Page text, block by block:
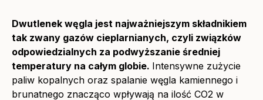
Dwutlenek węgla jest najważniejszym składnikiem
tak zwany gazów cieplarnianych, czyli związków
odpowiedzialnych za podwyższanie średniej
temperatury na całym globie. Intensywne zużycie
paliw kopalnych oraz spalanie węgla kamiennego i
brunatnego znacząco wpływają na ilość CO2 w